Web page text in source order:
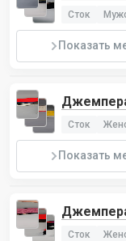
Сток
Показать
Сток
Показать
лота
Сток